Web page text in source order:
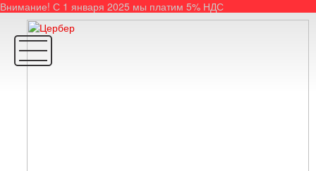
Внимание! С 1 января 2025 мы платим 5% НДС